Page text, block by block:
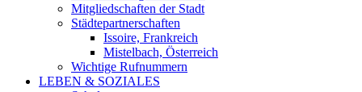
Mitgliedschaften der Stadt
Städtepartnerschaften
Issoire, Frankreich
Mistelbach, Österreich
Wichtige Rufnummern
LEBEN & SOZIALES